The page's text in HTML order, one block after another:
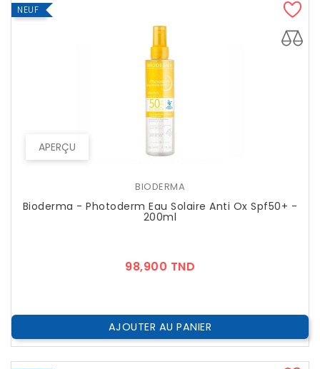
APERÇU
NEUF
BIODERMA
Bioderma - Photoderm Eau Solaire Anti Ox Spf50+ -
200ml
98,900 TND
AJOUTER AU PANIER